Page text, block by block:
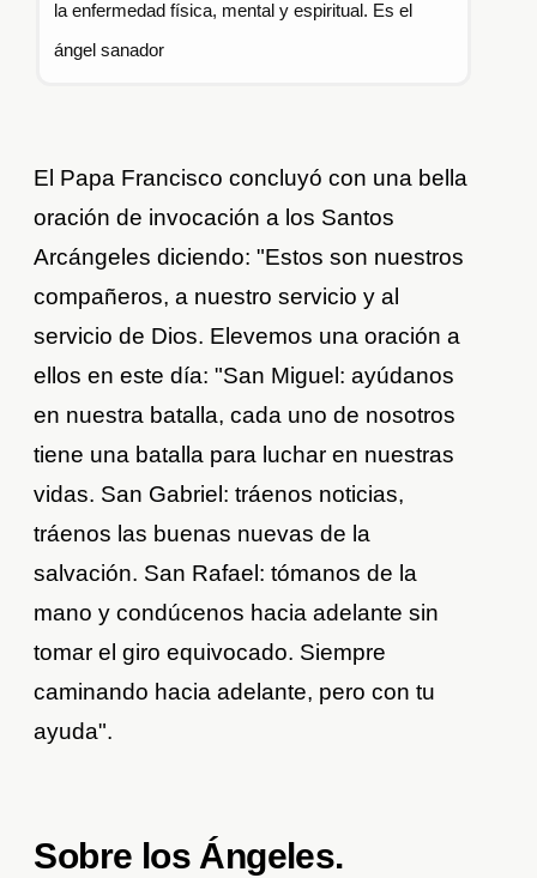
la enfermedad física, mental y espiritual. Es el
ángel sanador
El Papa Francisco concluyó con una bella
oración de invocación a los Santos
Arcángeles diciendo: "Estos son nuestros
compañeros, a nuestro servicio y al
servicio de Dios. Elevemos una oración a
ellos en este día: "San Miguel: ayúdanos
en nuestra batalla, cada uno de nosotros
tiene una batalla para luchar en nuestras
vidas. San Gabriel: tráenos noticias,
tráenos las buenas nuevas de la
salvación. San Rafael: tómanos de la
mano y condúcenos hacia adelante sin
tomar el giro equivocado. Siempre
caminando hacia adelante, pero con tu
ayuda".
Sobre los Ángeles.